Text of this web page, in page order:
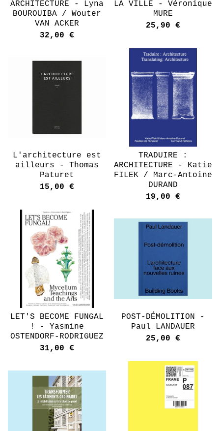
ARCHITECTURE - Lyna
BOUROUIBA / Wouter
VAN ACKER
32,00 €
LA VILLE - Véronique
MURE
25,90 €
L'architecture est
ailleurs - Thomas
Paturet
15,00 €
TRADUIRE :
ARCHITECTURE - Katie
FILEK / Marc-Antoine
DURAND
19,00 €
LET'S BECOME FUNGAL
! - Yasmine
OSTENDORF-RODRIGUEZ
31,00 €
POST-DÉMOLITION -
Paul LANDAUER
25,00 €